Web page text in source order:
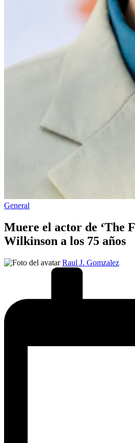
Publicado
General
Muere el actor de ‘The
Wilkinson a los 75 años
Publicado
Raul J. Gomzalez